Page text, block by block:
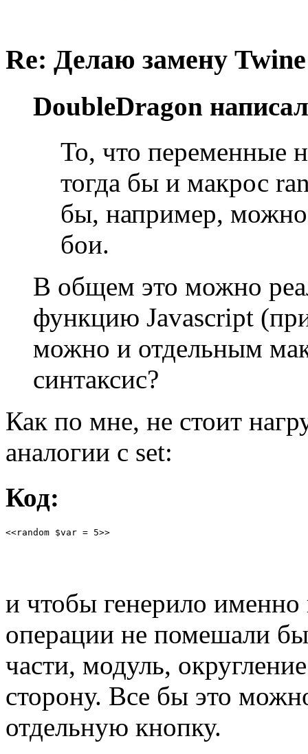
Re: Делаю замену
DoubleDragon
То, что переменные
тогда бы и макрос
бы, например,
бои.
В общем это можно
функцию Javascript
можно и отдельным
синтаксис?
Как по мне, не стоит
аналогии с set:
Код:
<<random $var = 5>>
и чтобы генерило
операции не помешали
части, модуль,
сторону. Все бы это
отдельную кнопку.